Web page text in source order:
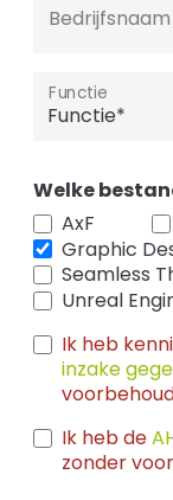
Bedrijfsnaam
Functie
Welke
AxF
Graphic
Seamless
Unreal
Ik heb
inzake
Ik heb de
zonder